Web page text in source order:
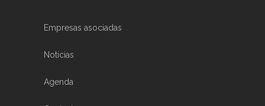
Empresas asociadas
Noticias
Agenda